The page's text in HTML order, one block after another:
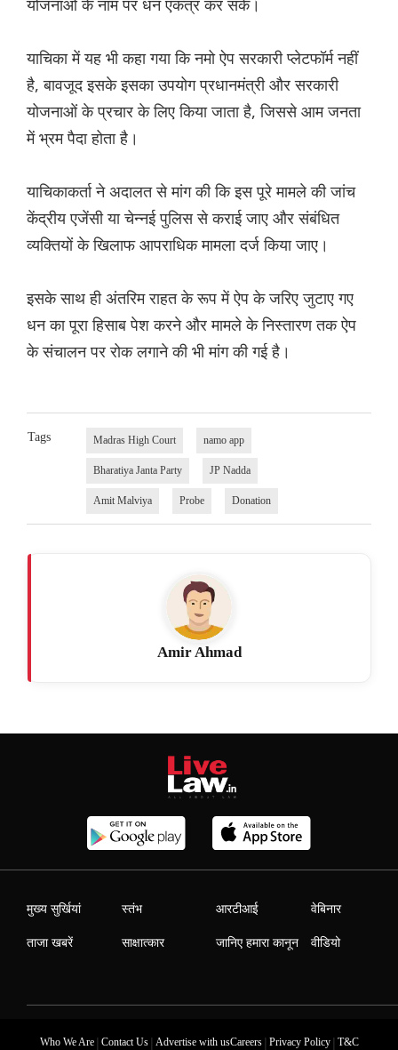
योजनाओं के नाम पर धन एकत्र कर सके।
याचिका में यह भी कहा गया कि नमो ऐप सरकारी प्लेटफॉर्म नहीं
है, बावजूद इसके इसका उपयोग प्रधानमंत्री और सरकारी
योजनाओं के प्रचार के लिए किया जाता है, जिससे आम जनता
में भ्रम पैदा होता है।
याचिकाकर्ता ने अदालत से मांग की कि इस पूरे मामले की जांच
केंद्रीय एजेंसी या चेन्नई पुलिस से कराई जाए और संबंधित
व्यक्तियों के खिलाफ आपराधिक मामला दर्ज किया जाए।
इसके साथ ही अंतरिम राहत के रूप में ऐप के जरिए जुटाए गए
धन का पूरा हिसाब पेश करने और मामले के निस्तारण तक ऐप
के संचालन पर रोक लगाने की भी मांग की गई है।
Tags Madras High Court namo app
Bharatiya Janta Party JP Nadda
Amit Malviya Probe Donation
Amir Ahmad
मुख्य सुर्खियां
ताजा खबरें
स्तंभ
साक्षात्कार
आरटीआई
जानिए हमारा कानून
वेबिनार
वीडियो
Who We Are| Contact Us| Advertise with usCareers| Privacy Policy| T&C